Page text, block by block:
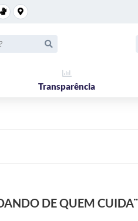
Transparência
DE QUEM CUIDA¨